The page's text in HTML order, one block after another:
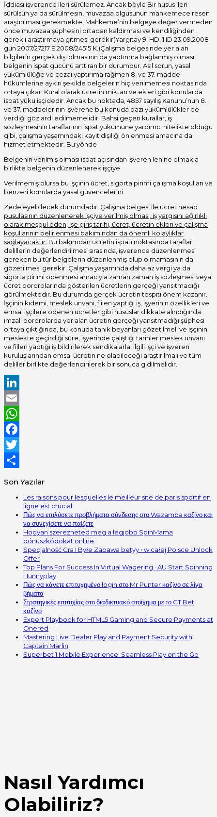
İddiası işverence ileri sürülemez. Ancak böyle Bir husus ileri
sürülsün ya da sürülmesin, muvazaa olgusunun mahkemece resen
araştırılması gerekmekte, Mahkeme’nin belgeye değer vermeden
önce muvazaa şüphesini ortadan kaldırması ve kendiliğinden
gerekli araştırmaya gitmesi gerekir(Yargıtay 9. HD. 1 ID 23.09.2008
gün 2007/27217 E,2008/24515 K.)Çalışma belgesinde yer alan
bilgilerin gerçek dışı olmasının da yaptırıma bağlanmış olması,
belgenin ispat gücünü arttıran bir durumdur. Asıl sorun, yasal
yükümlülüğe ve cezai yaptırıma rağmen 8. ve 37. madde
hükümlerine aykırı şekilde belgelerin hiç verilmemesi noktasında
ortaya çıkar. Kural olarak ücretin miktarı ve ekleri gibi konularda
ispat yükü işçidedir. Ancak bu noktada, 4857 sayılış Kanunu’nun 8.
ve 37. maddelerinin işverene bu konuda bazı yükümlülükler de
verdiği göz ardı edilmemelidir. Bahsi geçen kurallar, iş
sözleşmesinin taraflarının ispat yükümüne yardımcı nitelikte olduğu
gibi, çalışma yaşamındaki kayıt dışılığı önlenmesi amacına da
hizmet etmektedir. Bu yönde
Belgenin verilmiş olması ispat açısından işveren lehine olmakla
birlikte belgenin düzenlenerek işçiye
Verilmemiş olursa bu işçinin ücret, sigorta pirimi çalışma koşullan ve
benzeri konularda yasal güvencelerini
Zedeleyebilecek durumdadır. Çalışma belgesi ile ücret hesap
pusulasının düzenlenerek işçiye verilmiş olması, iş yargısını ağırlıklı
olarak meşgul eden, işe giriş tarihi, ücret, ücretin ekleri ve çalışma
koşullarının belirlenmesi bakımından da önemli kolaylıklar
sağlayacaktır. Bu bakımdan ücretin ispatı noktasında taraflar
delillerin değerlendirilmesi sırasında, işverence düzenlenmesi
gereken bu tür belgelerin düzenlenmiş olup olmamasının da
gözetilmesi gerekir. Çalışma yaşamında daha az vergi ya da
sigorta pirimi ödenmesi amacıyla zaman zaman iş sözleşmesi veya
ücret bordrolarında gösterilen ücretlerin gerçeği yansıtmadığı
görülmektedir. Bu durumda gerçek ücretin tespiti önem kazanır.
İşçinin kıdemi, meslek unvanı, fiilen yaptığı iş, işyerinin özellikleri ve
emsal işçilere ödenen ücretler gibi hususlar dikkate alındığında
imzalı bordrolarda yer alan ücretin gerçeği yansıtmadığı şüphesi
ortaya çıktığında, bu konuda tanık beyanları gözetilmeli ve işçinin
meslekte geçirdiği süre, işyerinde çalıştığı tarihler meslek unvanı
ve fiilen yaptığı iş bildirilerek sendikalarla, ilgili işçi ve işveren
kuruluşlarından emsal ücretin ne olabileceği araştırılmalı ve tüm
deliller birlikte değerlendirilerek bir sonuca gidilmelidir.
LinkedIn
Email
WhatsApp
Facebook
Twitter
Son Yazılar
Les raisons pour lesquelles le meilleur site de paris sportif en
ligne est crucial
Πώς να επιλύσετε προβλήματα σύνδεσης στο Wazamba καζίνο και
να συνεχίσετε να παίζετε
Hogyan szerezheted meg a legjobb SpinMama
bónuszkódokat online
Specjalność Gra I Byłe Zabawa betyy • w całej Polsce Unlock
Offer
Top Plans For Success In Virtual Wagering · AU Start Spinning
Hunnyplay
Πώς να κάνετε επιτυχημένο login στο Mr Punter καζίνο σε λίγα
βήματα
Στρατηγικές επιτυχίας στο διαδικτυακό στοίχημα με το GT Bet
καζίνο
Expert Playbook for HTML5 Gaming and Secure Payments at
Onered
Mastering Live Dealer Play and Payment Security with
Captain Marlin
Superbet 1 Mobile Experience: Seamless Play on the Go
Nasıl Yardımcı
Olabiliriz?